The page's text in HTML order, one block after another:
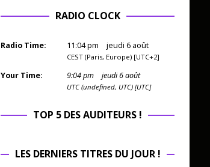
RADIO CLOCK
Radio Time: 11:04pm jeudi 6 août
CEST (Paris, Europe) [UTC+2]
Your Time: 9:04pm jeudi 6 août
UTC (undefined, UTC) [UTC]
TOP 5 DES AUDITEURS !
LES DERNIERS TITRES DU JOUR !